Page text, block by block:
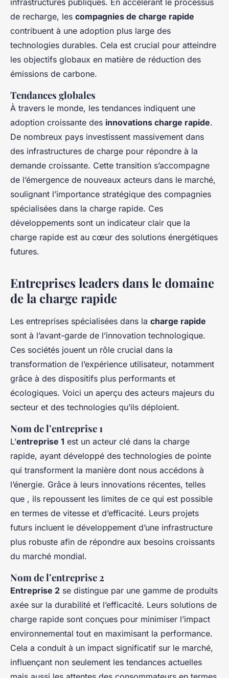
infrastructures publiques. En accélérant le processus
de recharge, les compagnies de charge rapide
contribuent à une adoption plus large des
technologies durables. Cela est crucial pour atteindre
les objectifs globaux en matière de réduction des
émissions de carbone.
Tendances globales
À travers le monde, les tendances indiquent une
adoption croissante des innovations charge rapide.
De nombreux pays investissent massivement dans
des infrastructures de charge pour répondre à la
demande croissante. Cette transition s’accompagne
de l’émergence de nouveaux acteurs dans le marché,
soulignant l’importance stratégique des compagnies
spécialisées dans la charge rapide. Ces
développements sont un indicateur clair que la
charge rapide est au cœur des solutions énergétiques
futures.
Entreprises leaders dans le domaine
de la charge rapide
Les entreprises spécialisées dans la charge rapide
sont à l’avant-garde de l’innovation technologique.
Ces sociétés jouent un rôle crucial dans la
transformation de l’expérience utilisateur, notamment
grâce à des dispositifs plus performants et
écologiques. Voici un aperçu des acteurs majeurs du
secteur et des technologies qu’ils déploient.
Nom de l’entreprise 1
L’entreprise 1 est un acteur clé dans la charge
rapide, ayant développé des technologies de pointe
qui transforment la manière dont nous accédons à
l’énergie. Grâce à leurs innovations récentes, telles
que , ils repoussent les limites de ce qui est possible
en termes de vitesse et d’efficacité. Leurs projets
futurs incluent le développement d’une infrastructure
plus robuste afin de répondre aux besoins croissants
du marché mondial.
Nom de l’entreprise 2
Entreprise 2 se distingue par une gamme de produits
axée sur la durabilité et l’efficacité. Leurs solutions de
charge rapide sont conçues pour minimiser l’impact
environnemental tout en maximisant la performance.
Cela a conduit à un impact significatif sur le marché,
influençant non seulement les tendances actuelles